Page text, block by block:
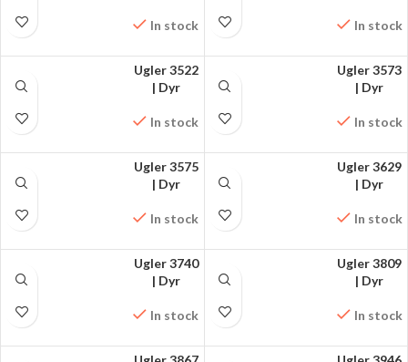
In stock In stock
FÅ MØNSTRET PÅ
Ugler 3522
| Dyr
In stock
FÅ MØNSTRET PÅ
Ugler 3573
| Dyr
In stock
FÅ MØNSTRET PÅ
Ugler 3575
| Dyr
In stock
FÅ MØNSTRET PÅ
Ugler 3629
| Dyr
In stock
FÅ MØNSTRET PÅ
Ugler 3740
| Dyr
In stock
FÅ MØNSTRET PÅ
Ugler 3809
| Dyr
In stock